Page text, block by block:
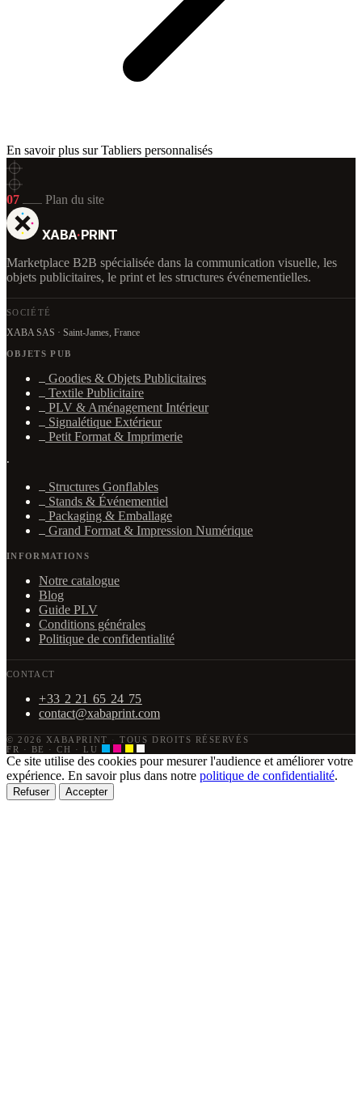
En savoir plus sur Tabliers personnalisés
07 Plan du site
XABA·PRINT
Marketplace B2B spécialisée dans la communication visuelle, les
objets publicitaires, le print et les structures événementielles.
SOCIÉTÉ
XABA SAS · Saint-James, France
OBJETS PUB
Goodies & Objets Publicitaires
Textile Publicitaire
PLV & Aménagement Intérieur
Signalétique Extérieur
Petit Format & Imprimerie
·
Structures Gonflables
Stands & Événementiel
Packaging & Emballage
Grand Format & Impression Numérique
INFORMATIONS
Notre catalogue
Blog
Guide PLV
Conditions générales
Politique de confidentialité
CONTACT
+33 2 21 65 24 75
contact@xabaprint.com
© 2026 XABAPRINT ·
TOUS DROITS RÉSERVÉS
FR · BE · CH · LU
Ce site utilise des cookies pour mesurer l'audience et améliorer votre
expérience. En savoir plus dans notre politique de confidentialité.
Refuser Accepter